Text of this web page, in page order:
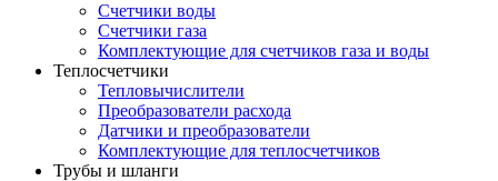
Счетчики воды
Счетчики газа
Комплектующие для счетчиков газа и воды
Теплосчетчики
Тепловычислители
Преобразователи расхода
Датчики и преобразователи
Комплектующие для теплосчетчиков
Трубы и шланги